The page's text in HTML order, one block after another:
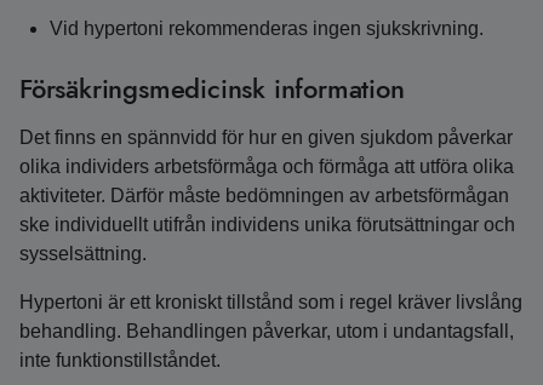
Vid hypertoni rekommenderas ingen sjukskrivning.
Försäkringsmedicinsk information
Det finns en spännvidd för hur en given sjukdom påverkar
olika individers arbetsförmåga och förmåga att utföra olika
aktiviteter. Därför måste bedömningen av arbetsförmågan
ske individuellt utifrån individens unika förutsättningar och
sysselsättning.
Hypertoni är ett kroniskt tillstånd som i regel kräver livslång
behandling. Behandlingen påverkar, utom i undantagsfall,
inte funktionstillståndet.